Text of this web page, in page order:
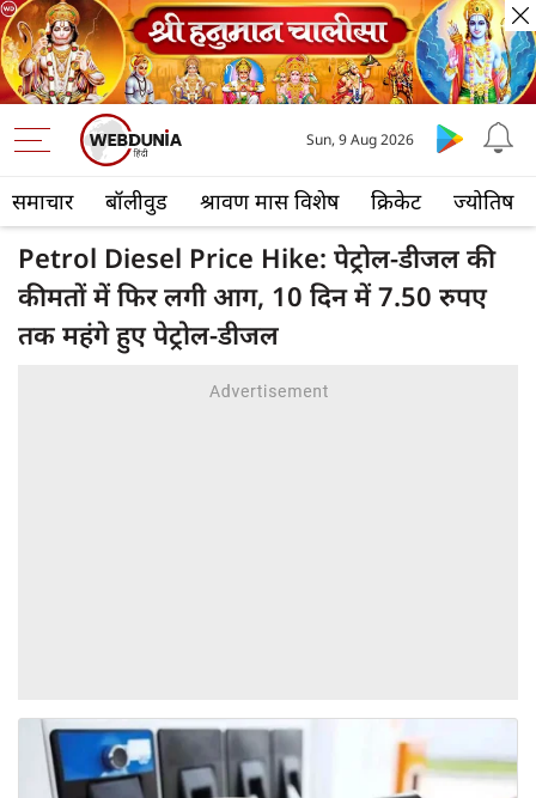
समाचार बॉलीवुड श्रावण मास विशेष क्रिकेट ज्योतिष
Sun, 9 Aug 2026
Petrol Diesel Price Hike: पेट्रोल-डीजल की
कीमतों में फिर लगी आग, 10 दिन में 7.50 रुपए
तक महंगे हुए पेट्रोल-डीजल